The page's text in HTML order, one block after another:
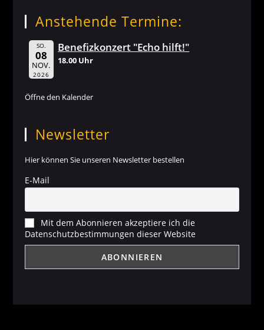
Anstehende Termine:
SO.
08
NOV.
2026
Benefizkonzert "Echo hilft!"
18.00 Uhr
Öffne den Kalender
Newsletter
Hier können Sie unseren Newsletter bestellen
E-Mail
Mit dem Abonnieren akzeptiere ich die
Datenschutzbestimmungen dieser Website